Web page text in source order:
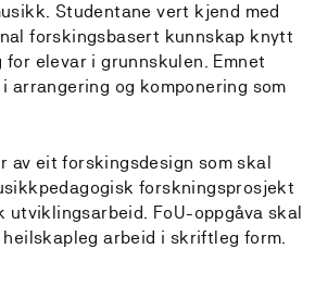
Studentane vert kjend med
forskingsbasert kunnskap knytt
elevar i grunnskulen. Emnet
arrangering og komponering som
av eit forskingsdesign som skal
forskningsprosjekt
FoU-oppgåva skal
arbeid i skriftleg form.